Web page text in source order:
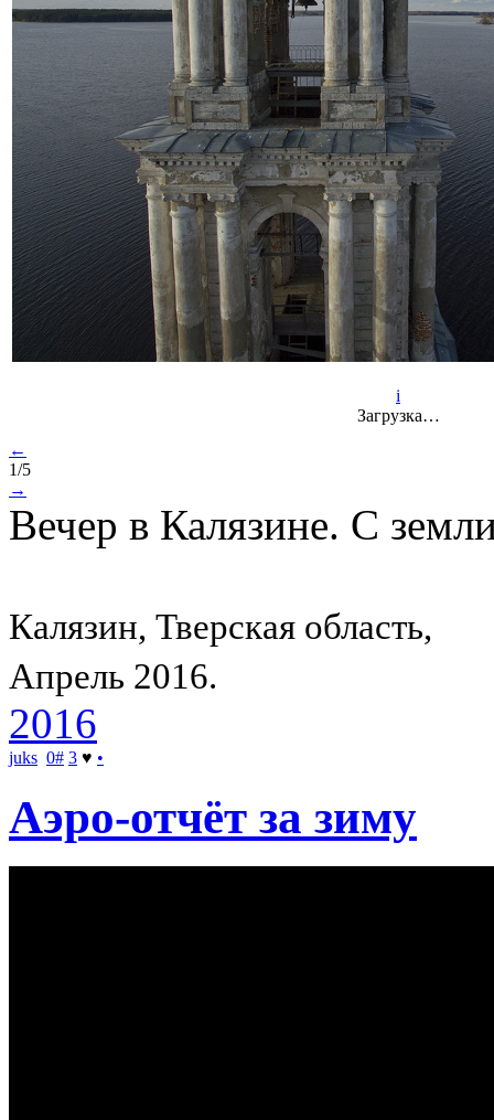
i
Загрузка…
←
1/5
→
Вечер в Калязине. С
Калязин, Тверская область,
Апрель 2016.
2016
juks 0# 3 ♥ •
Аэро-отчёт за зиму